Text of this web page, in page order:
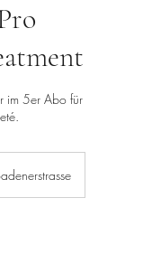
im 5er Abo für